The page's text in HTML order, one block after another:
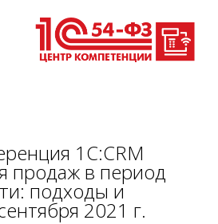
1С:CRM
продаж в период
подходы и
2021 г.